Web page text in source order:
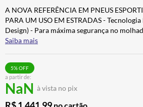
A NOVA REFERÊNCIA EM PNEUS
PARA UM USO EM ESTRADAS -
Design) - Para máxima segurança no
Saiba mais
a partir de:
NaN à vista no pix
5% OFF
no cartão
7º CALÇA
8º ALPINESTAR
9º AIROH
10º